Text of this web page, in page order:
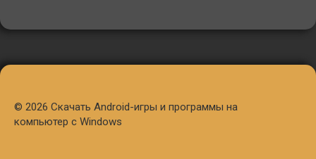
© 2026 Скачать Android-игры и программы на
компьютер с Windows